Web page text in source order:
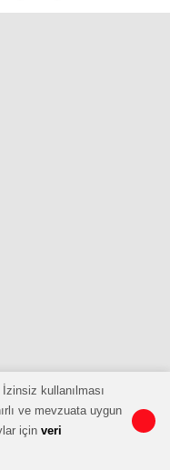
kullanılması
ve mevzuata uygun
için veri